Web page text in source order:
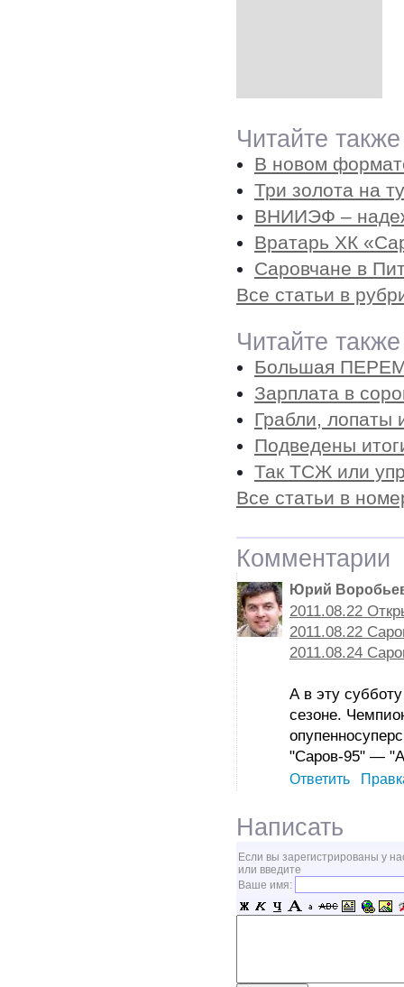
Читайте
В новом
Три золота на
ВНИИЭФ –
Вратарь ХК
Саровчане в
Все статьи в
Читайте
Большая
Зарплата в
Грабли, лопаты
Подведены
Так ТСЖ или
Все статьи в
Комментарии
Юрий
2011.08.22
2011.08.22
2011.08.24
А в эту
сезоне.
"Саров-95" —
Ответить
Написать
Если вы зарегистрированы у
или введите
Ваше имя: